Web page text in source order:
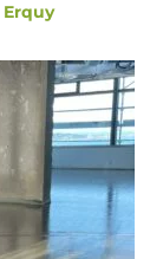
Erquy